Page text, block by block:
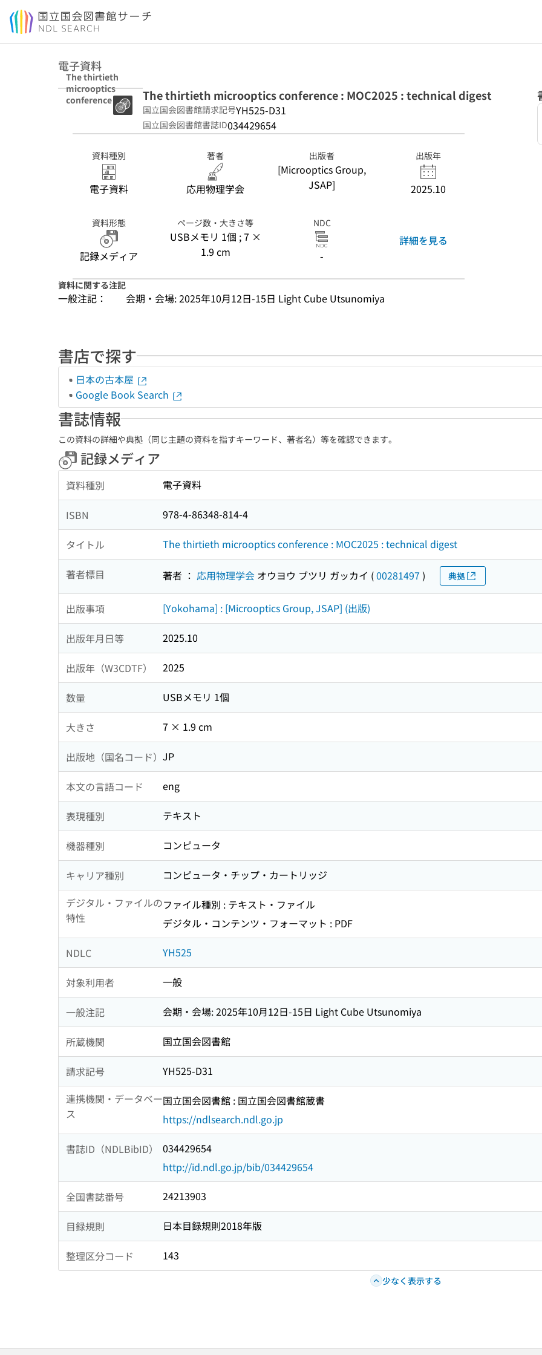
本文へ移動
電子資料
The thirtieth
microoptics
conference :
The thirtieth microoptics conference : MOC2025 : technical digest
国立国会図書館請求記号YH525-D31
国立国会図書館書誌ID034429654
資料種別
電子資料
著者
応用物理学会
出版者
[Microoptics Group,
JSAP]
出版年
2025.10
資料形態
記録メディア
ページ数・大きさ等
USBメモリ 1個 ; 7 ×
1.9 cm
NDC
-
詳細を見る
資料に関する注記
一般注記： 会期・会場: 2025年10月12日-15日 Light Cube Utsunomiya
書店で探す
日本の古本屋
Google Book Search
書誌情報
この資料の詳細や典拠（同じ主題の資料を指すキーワード、著者名）等を確認できます。
記録メディア
資料種別 電子資料
ISBN 978-4-86348-814-4
タイトル The thirtieth microoptics conference : MOC2025 : technical digest
著者標目 著者 ： 応用物理学会 オウヨウ ブツリ ガッカイ (00281497 ) 典拠
出版事項 [Yokohama] : [Microoptics Group, JSAP] (出版)
出版年月日等 2025.10
出版年（W3CDTF） 2025
数量 USBメモリ 1個
大きさ 7 × 1.9 cm
出版地（国名コード） JP
本文の言語コード eng
表現種別 テキスト
機器種別 コンピュータ
キャリア種別
コンピュータ・チップ・カートリッジ
デジタル・ファイルの
特性
ファイル種別 : テキスト・ファイル
デジタル・コンテンツ・フォーマット : PDF
NDLC YH525
対象利用者 一般
一般注記 会期・会場: 2025年10月12日-15日 Light Cube Utsunomiya
所蔵機関 国立国会図書館
請求記号
YH525-D31
連携機関・データベー
ス
国立国会図書館 : 国立国会図書館蔵書
https://ndlsearch.ndl.go.jp
書誌ID（NDLBibID）
034429654
http://id.ndl.go.jp/bib/034429654
全国書誌番号 24213903
目録規則 日本目録規則2018年版
整理区分コード 143
少なく表示する